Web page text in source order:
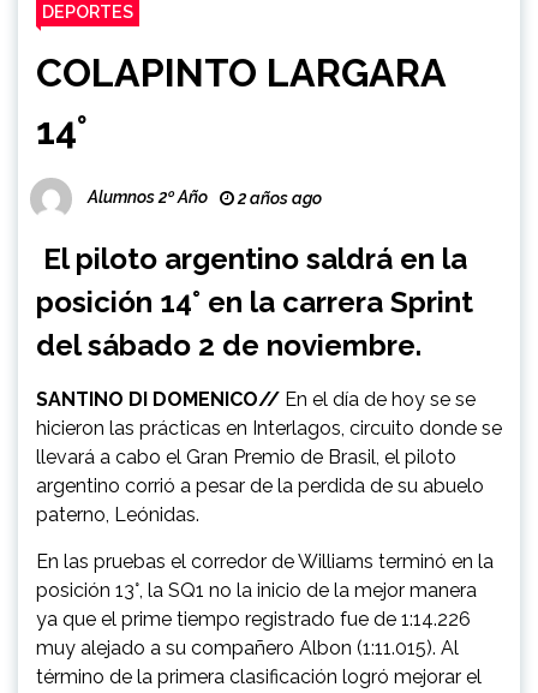
DEPORTES
COLAPINTO LARGARA
14°
Alumnos 2º Año 2 años ago
El piloto argentino saldrá en la
posición 14° en la carrera Sprint
del sábado 2 de noviembre.
SANTINO DI DOMENICO// En el día de hoy se se
hicieron las prácticas en Interlagos, circuito donde se
llevará a cabo el Gran Premio de Brasil, el piloto
argentino corrió a pesar de la perdida de su abuelo
paterno, Leónidas.
En las pruebas el corredor de Williams terminó en la
posición 13°, la SQ1 no la inicio de la mejor manera
ya que el prime tiempo registrado fue de 1:14.226
muy alejado a su compañero Albon (1:11.015). Al
término de la primera clasificación logró mejorar el